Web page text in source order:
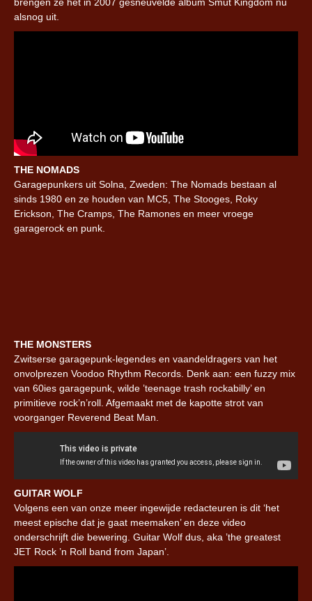
brengen ze het in 2007 gesneuvelde album Smut Kingdom nu
alsnog uit.
THE NOMADS
Garagepunkers uit Solna, Zweden: The Nomads bestaan al
sinds 1980 en ze houden van MC5, The Stooges, Roky
Erickson, The Cramps, The Ramones en meer vroege
garagerock en punk.
THE MONSTERS
Zwitserse garagepunk-legendes en vaandeldragers van het
onvolprezen Voodoo Rhythm Records. Denk aan: een fuzzy mix
van 60ies garagepunk, wilde ’teenage trash rockabilly’ en
primitieve rock’n’roll. Afgemaakt met de kapotte strot van
voorganger Reverend Beat Man.
GUITAR WOLF
Volgens een van onze meer ingewijde redacteuren is dit ‘het
meest epische dat je gaat meemaken’ en deze video
onderschrijft die bewering. Guitar Wolf dus, aka ’the greatest
JET Rock ’n Roll band from Japan’.